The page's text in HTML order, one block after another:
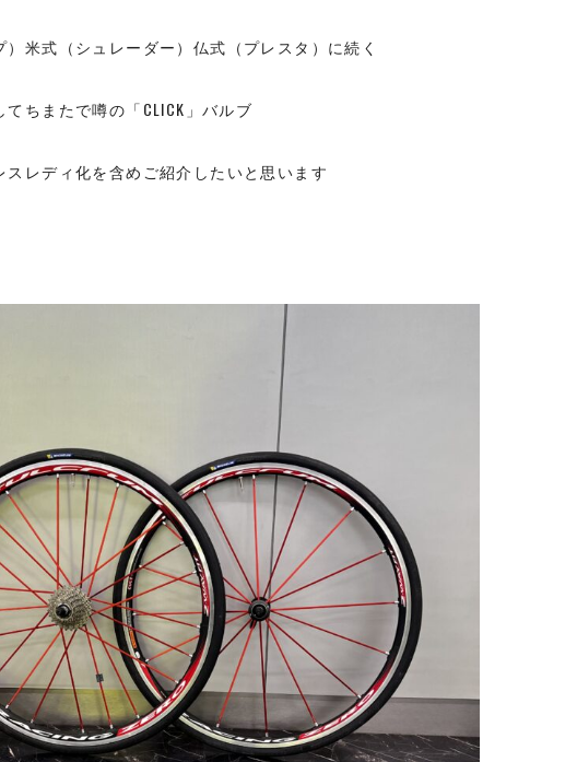
米式（シュレーダー）仏式（プレスタ）に続く
ちまたで噂の「CLICK」バルブ
スレディ化を含めご紹介したいと思います